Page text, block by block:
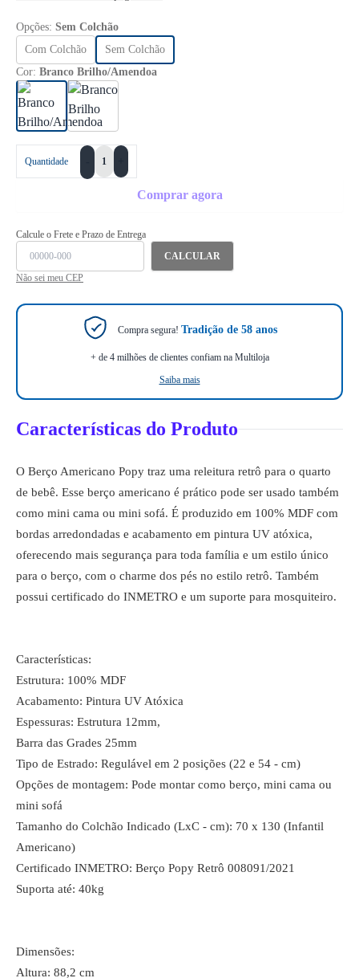
Opções: Sem Colchão
Com Colchão
Sem Colchão
Cor: Branco Brilho/Amendoa
Quantidade
Comprar agora
Calcule o Frete e Prazo de Entrega
CALCULAR
Não sei meu CEP
Compra segura! Tradição de 58 anos
+ de 4 milhões de clientes confiam na Multiloja
Saiba mais
Características do Produto
O Berço Americano Popy traz uma releitura retrô para o quarto
de bebê. Esse berço americano é prático pode ser usado também
como mini cama ou mini sofá. É produzido em 100% MDF com
bordas arredondadas e acabamento em pintura UV atóxica,
oferecendo mais segurança para toda família e um estilo único
para o berço, com o charme dos pés no estilo retrô. Também
possui certificado do INMETRO e um suporte para mosquiteiro.
Características:
Estrutura: 100% MDF
Acabamento: Pintura UV Atóxica
Espessuras: Estrutura 12mm,
Barra das Grades 25mm
Tipo de Estrado: Regulável em 2 posições (22 e 54 - cm)
Opções de montagem: Pode montar como berço, mini cama ou
mini sofá
Tamanho do Colchão Indicado (LxC - cm): 70 x 130 (Infantil
Americano)
Certificado INMETRO: Berço Popy Retrô 008091/2021
Suporta até: 40kg
Dimensões:
Altura: 88,2 cm